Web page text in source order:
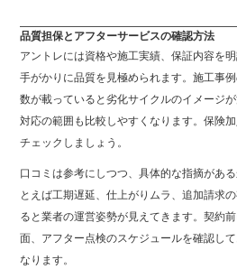
品質担保とアフターサービスの確認方法
アントレには資格や施工実績、保証内容を
手がかりに品質を見極められます。施工事
数が載っていると劣化サイクルのイメージ
対応の範囲も比較しやすくなります。保険
チェックしましょう。
口コミは参考にしつつ、具体的な指摘があ
とえば工期遅延、仕上がりムラ、追加請求
ると業者の運営姿勢が見えてきます。契約
面、アフター点検のスケジュールを確認し
なります。